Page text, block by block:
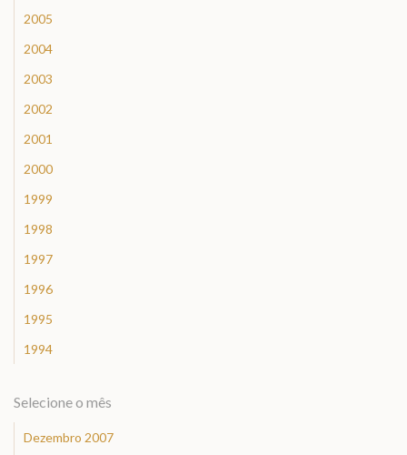
2005
2004
2003
2002
2001
2000
1999
1998
1997
1996
1995
1994
Selecione o mês
Dezembro 2007